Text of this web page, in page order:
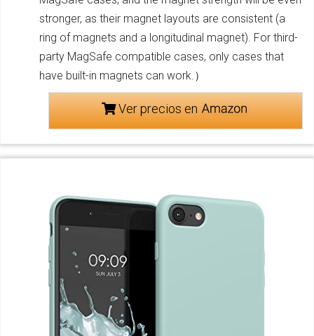
stronger, as their magnet layouts are consistent (a
ring of magnets and a longitudinal magnet). For third-
party MagSafe compatible cases, only cases that
have built-in magnets can work.）
Ver precios en